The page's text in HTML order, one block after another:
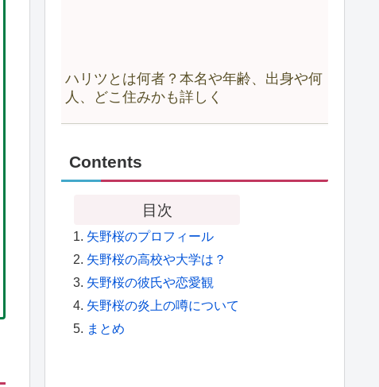
ハリツとは何者？本名や年齢、出身や何
人、どこ住みかも詳しく
Contents
目次
矢野桜のプロフィール
矢野桜の高校や大学は？
矢野桜の彼氏や恋愛観
矢野桜の炎上の噂について
まとめ